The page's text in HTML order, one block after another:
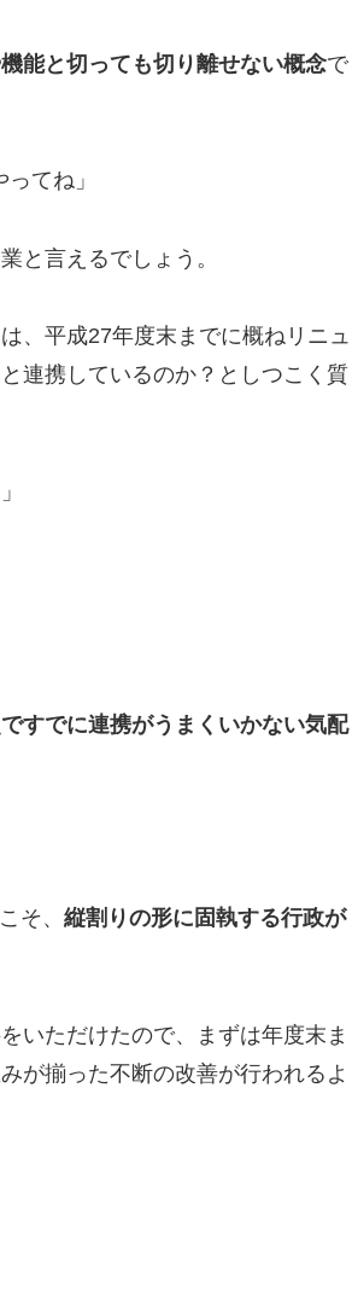
能と切っても切り離せない概念で
てね」
と言えるでしょう。
、平成27年度末までに概ねリニュ
連携しているのか？としつこく質
すでに連携がうまくいかない気配
そ、 縦割りの形に固執する行政が
いただけたので、まずは年度末ま
が揃った不断の改善が行われるよ